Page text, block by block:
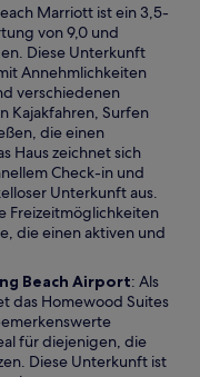
Marriott ist ein 3,5-
von 9,0 und
Diese Unterkunft
Annehmlichkeiten
verschiedenen
Kajakfahren, Surfen
die einen
Haus zeichnet sich
Check-in und
Unterkunft aus.
Freizeitmöglichkeiten
die einen aktiven und
Beach AirportW
i
d
i
: Als
das Homewood Suites
für diejenigen, die
Diese Unterkunft ist